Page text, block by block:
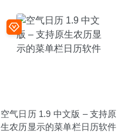
空气日历 1.9 中文版 – 支持原
生农历显示的菜单栏日历软件